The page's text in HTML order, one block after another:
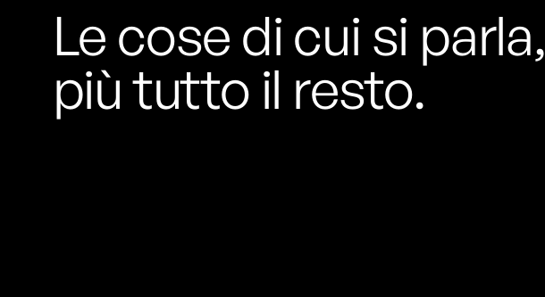
feriti nella guerra in IranPare su
richiesta diretta dalla Casa Bianca.
feriti in più.
Le cose di cui si parla,
più tutto il resto.